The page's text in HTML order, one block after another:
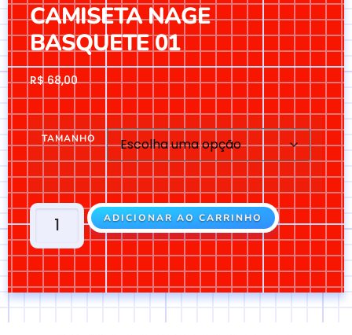
CAMISETA NAGE
BASQUETE 01
R$68,00
TAMANHO
ADICIONAR AO CARRINHO